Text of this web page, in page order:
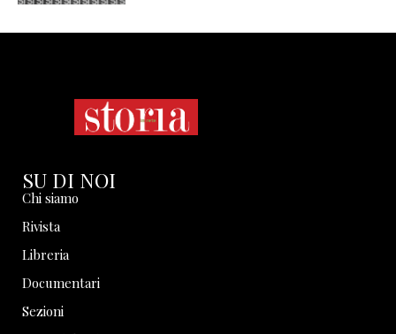
SU DI NOI
Chi siamo
Rivista
Libreria
Documentari
Sezioni